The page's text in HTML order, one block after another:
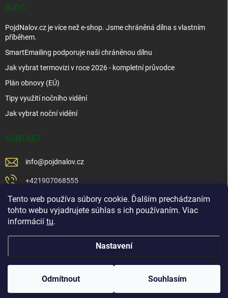
Tento web používa súbory cookie. Ďalším prechádzaním
tohto webu vyjadrujete súhlas s ich používaním. Viac
informácií tu.
Nastavení
Odmítnout Souhlasím
BLOG
PojdNalov.cz je více než e-shop. Jsme chráněná dílna s vlastním
příběhem.
SmartEmailing podporuje naši chráněnou dílnu
Jak vybrat termovizi v roce 2026 - kompletní průvodce
Plán obnovy (EÚ)
Tipy využití nočního vidění
Jak vybrat noční vidění
KONTAKT
info@pojdnalov.cz
+421907068555
+421902479599
https://www.facebook.com/www.podnalov.sk
podnalov
Vytvořil Shoptet
Copyright 2026 . Všechna práva vyhrazena.